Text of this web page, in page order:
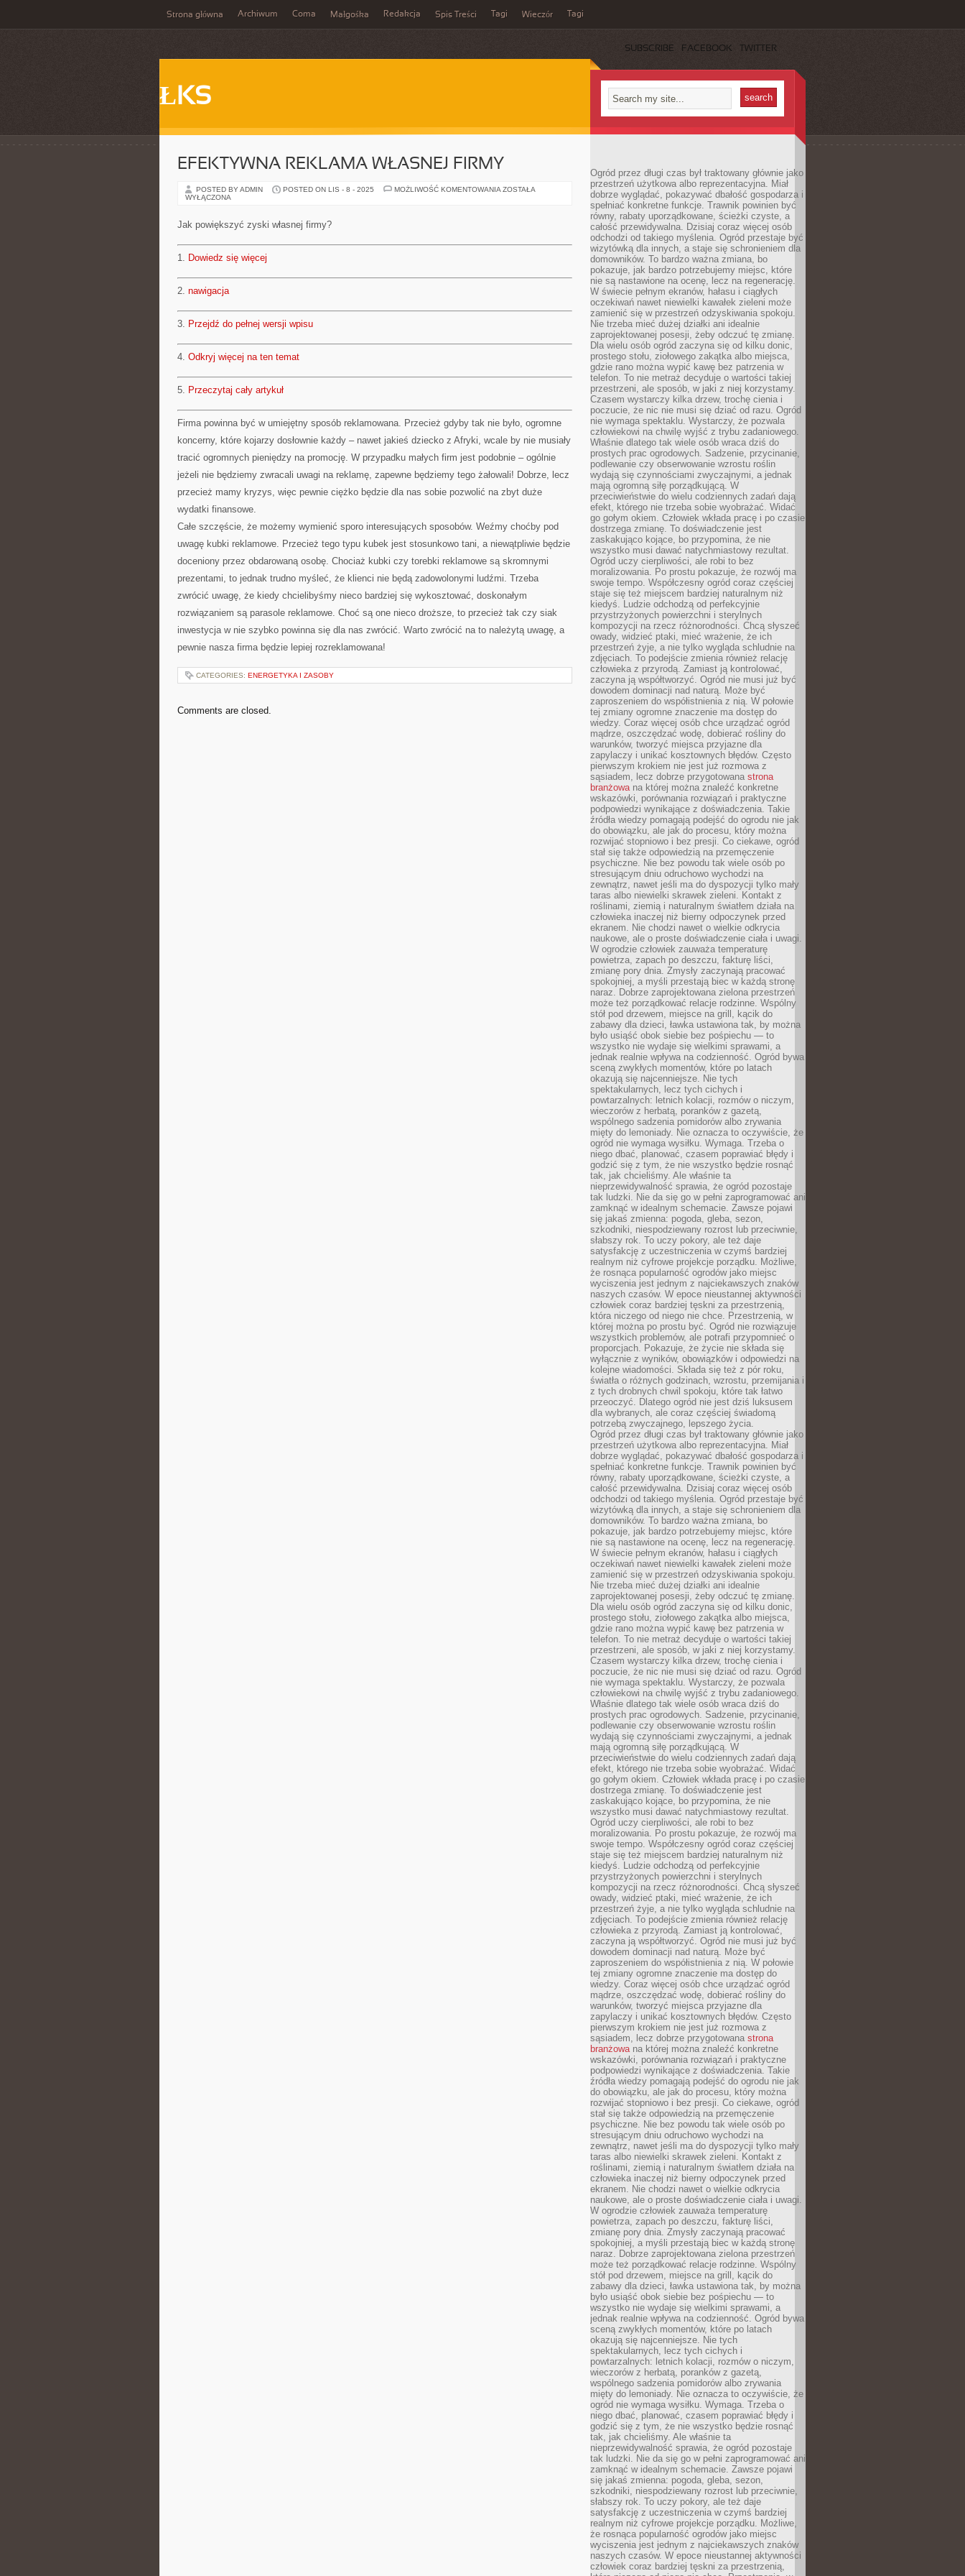
Strona główna Archiwum Coma Małgośka Redakcja Spis Treści Tagi Wieczór Tagi
SUBSCRIBE FACEBOOK TWITTER
ŁKS
EFEKTYWNA REKLAMA WŁASNEJ FIRMY
POSTED BY ADMIN POSTED ON LIS - 8 - 2025 MOŻLIWOŚĆ KOMENTOWANIA EFEKTYWNA
ZOSTAŁA
WYŁĄCZONA
Jak powiększyć zyski własnej firmy?
1. Dowiedz się więcej
2. nawigacja
3. Przejdź do pełnej wersji wpisu
4. Odkryj więcej na ten temat
5. Przeczytaj cały artykuł
Firma powinna być w umiejętny sposób reklamowana. Przecież gdyby tak nie było, ogromne
koncerny, które kojarzy dosłownie każdy – nawet jakieś dziecko z Afryki, wcale by nie musiały
tracić ogromnych pieniędzy na promocję. W przypadku małych firm jest podobnie – ogólnie
jeżeli nie będziemy zwracali uwagi na reklamę, zapewne będziemy tego żałowali! Dobrze, lecz
przecież mamy kryzys, więc pewnie ciężko będzie dla nas sobie pozwolić na zbyt duże
wydatki finansowe.
Całe szczęście, że możemy wymienić sporo interesujących sposobów. Weźmy choćby pod
uwagę kubki reklamowe. Przecież tego typu kubek jest stosunkowo tani, a niewątpliwie będzie
doceniony przez obdarowaną osobę. Chociaż kubki czy torebki reklamowe są skromnymi
prezentami, to jednak trudno myśleć, że klienci nie będą zadowolonymi ludźmi. Trzeba
zwrócić uwagę, że kiedy chcielibyśmy nieco bardziej się wykosztować, doskonałym
rozwiązaniem są parasole reklamowe. Choć są one nieco droższe, to przecież tak czy siak
inwestycja w nie szybko powinna się dla nas zwrócić. Warto zwrócić na to należytą uwagę, a
pewnie nasza firma będzie lepiej rozreklamowana!
CATEGORIES: ENERGETYKA I ZASOBY
Comments are closed.
Ogród przez długi czas był traktowany głównie jako
przestrzeń użytkowa albo reprezentacyjna. Miał
dobrze wyglądać, pokazywać dbałość gospodarza i
spełniać konkretne funkcje. Trawnik powinien być
równy, rabaty uporządkowane, ścieżki czyste, a
całość przewidywalna. Dzisiaj coraz więcej osób
odchodzi od takiego myślenia. Ogród przestaje być
wizytówką dla innych, a staje się schronieniem dla
domowników. To bardzo ważna zmiana, bo
pokazuje, jak bardzo potrzebujemy miejsc, które
nie są nastawione na ocenę, lecz na regenerację.
W świecie pełnym ekranów, hałasu i ciągłych
oczekiwań nawet niewielki kawałek zieleni może
zamienić się w przestrzeń odzyskiwania spokoju.
Nie trzeba mieć dużej działki ani idealnie
zaprojektowanej posesji, żeby odczuć tę zmianę.
Dla wielu osób ogród zaczyna się od kilku donic,
prostego stołu, ziołowego zakątka albo miejsca,
gdzie rano można wypić kawę bez patrzenia w
telefon. To nie metraż decyduje o wartości takiej
przestrzeni, ale sposób, w jaki z niej korzystamy.
Czasem wystarczy kilka drzew, trochę cienia i
poczucie, że nic nie musi się dziać od razu. Ogród
nie wymaga spektaklu. Wystarczy, że pozwala
człowiekowi na chwilę wyjść z trybu zadaniowego.
Właśnie dlatego tak wiele osób wraca dziś do
prostych prac ogrodowych. Sadzenie, przycinanie,
podlewanie czy obserwowanie wzrostu roślin
wydają się czynnościami zwyczajnymi, a jednak
mają ogromną siłę porządkującą. W
przeciwieństwie do wielu codziennych zadań dają
efekt, którego nie trzeba sobie wyobrażać. Widać
go gołym okiem. Człowiek wkłada pracę i po czasie
dostrzega zmianę. To doświadczenie jest
zaskakująco kojące, bo przypomina, że nie
wszystko musi dawać natychmiastowy rezultat.
Ogród uczy cierpliwości, ale robi to bez
moralizowania. Po prostu pokazuje, że rozwój ma
swoje tempo. Współczesny ogród coraz częściej
staje się też miejscem bardziej naturalnym niż
kiedyś. Ludzie odchodzą od perfekcyjnie
przystrzyżonych powierzchni i sterylnych
kompozycji na rzecz różnorodności. Chcą słyszeć
owady, widzieć ptaki, mieć wrażenie, że ich
przestrzeń żyje, a nie tylko wygląda schludnie na
zdjęciach. To podejście zmienia również relację
człowieka z przyrodą. Zamiast ją kontrolować,
zaczyna ją współtworzyć. Ogród nie musi już być
dowodem dominacji nad naturą. Może być
zaproszeniem do współistnienia z nią. W połowie
tej zmiany ogromne znaczenie ma dostęp do
wiedzy. Coraz więcej osób chce urządzać ogród
mądrze, oszczędzać wodę, dobierać rośliny do
warunków, tworzyć miejsca przyjazne dla
zapylaczy i unikać kosztownych błędów. Często
pierwszym krokiem nie jest już rozmowa z
sąsiadem, lecz dobrze przygotowana strona
branżowana której można znaleźć konkretne
wskazówki, porównania rozwiązań i praktyczne
podpowiedzi wynikające z doświadczenia. Takie
źródła wiedzy pomagają podejść do ogrodu nie jak
do obowiązku, ale jak do procesu, który można
rozwijać stopniowo i bez presji. Co ciekawe, ogród
stał się także odpowiedzią na przemęczenie
psychiczne. Nie bez powodu tak wiele osób po
stresującym dniu odruchowo wychodzi na
zewnątrz, nawet jeśli ma do dyspozycji tylko mały
taras albo niewielki skrawek zieleni. Kontakt z
roślinami, ziemią i naturalnym światłem działa na
człowieka inaczej niż bierny odpoczynek przed
ekranem. Nie chodzi nawet o wielkie odkrycia
naukowe, ale o proste doświadczenie ciała i uwagi.
W ogrodzie człowiek zauważa temperaturę
powietrza, zapach po deszczu, fakturę liści,
zmianę pory dnia. Zmysły zaczynają pracować
spokojniej, a myśli przestają biec w każdą stronę
naraz. Dobrze zaprojektowana zielona przestrzeń
może też porządkować relacje rodzinne. Wspólny
stół pod drzewem, miejsce na grill, kącik do
zabawy dla dzieci, ławka ustawiona tak, by można
było usiąść obok siebie bez pośpiechu — to
wszystko nie wydaje się wielkimi sprawami, a
jednak realnie wpływa na codzienność. Ogród bywa
sceną zwykłych momentów, które po latach
okazują się najcenniejsze. Nie tych
spektakularnych, lecz tych cichych i
powtarzalnych: letnich kolacji, rozmów o niczym,
wieczorów z herbatą, poranków z gazetą,
wspólnego sadzenia pomidorów albo zrywania
mięty do lemoniady. Nie oznacza to oczywiście, że
ogród nie wymaga wysiłku. Wymaga. Trzeba o
niego dbać, planować, czasem poprawiać błędy i
godzić się z tym, że nie wszystko będzie rosnąć
tak, jak chcieliśmy. Ale właśnie ta
nieprzewidywalność sprawia, że ogród pozostaje
tak ludzki. Nie da się go w pełni zaprogramować ani
zamknąć w idealnym schemacie. Zawsze pojawi
się jakaś zmienna: pogoda, gleba, sezon,
szkodniki, niespodziewany rozrost lub przeciwnie,
słabszy rok. To uczy pokory, ale też daje
satysfakcję z uczestniczenia w czymś bardziej
realnym niż cyfrowe projekcje porządku. Możliwe,
że rosnąca popularność ogrodów jako miejsc
wyciszenia jest jednym z najciekawszych znaków
naszych czasów. W epoce nieustannej aktywności
człowiek coraz bardziej tęskni za przestrzenią,
która niczego od niego nie chce. Przestrzenią, w
której można po prostu być. Ogród nie rozwiązuje
wszystkich problemów, ale potrafi przypomnieć o
proporcjach. Pokazuje, że życie nie składa się
wyłącznie z wyników, obowiązków i odpowiedzi na
kolejne wiadomości. Składa się też z pór roku,
światła o różnych godzinach, wzrostu, przemijania i
z tych drobnych chwil spokoju, które tak łatwo
przeoczyć. Dlatego ogród nie jest dziś luksusem
dla wybranych, ale coraz częściej świadomą
potrzebą zwyczajnego, lepszego życia.
Ogród przez długi czas był traktowany głównie jako
przestrzeń użytkowa albo reprezentacyjna. Miał
dobrze wyglądać, pokazywać dbałość gospodarza i
spełniać konkretne funkcje. Trawnik powinien być
równy, rabaty uporządkowane, ścieżki czyste, a
całość przewidywalna. Dzisiaj coraz więcej osób
odchodzi od takiego myślenia. Ogród przestaje być
wizytówką dla innych, a staje się schronieniem dla
domowników. To bardzo ważna zmiana, bo
pokazuje, jak bardzo potrzebujemy miejsc, które
nie są nastawione na ocenę, lecz na regenerację.
W świecie pełnym ekranów, hałasu i ciągłych
oczekiwań nawet niewielki kawałek zieleni może
zamienić się w przestrzeń odzyskiwania spokoju.
Nie trzeba mieć dużej działki ani idealnie
zaprojektowanej posesji, żeby odczuć tę zmianę.
Dla wielu osób ogród zaczyna się od kilku donic,
prostego stołu, ziołowego zakątka albo miejsca,
gdzie rano można wypić kawę bez patrzenia w
telefon. To nie metraż decyduje o wartości takiej
przestrzeni, ale sposób, w jaki z niej korzystamy.
Czasem wystarczy kilka drzew, trochę cienia i
poczucie, że nic nie musi się dziać od razu. Ogród
nie wymaga spektaklu. Wystarczy, że pozwala
człowiekowi na chwilę wyjść z trybu zadaniowego.
Właśnie dlatego tak wiele osób wraca dziś do
prostych prac ogrodowych. Sadzenie, przycinanie,
podlewanie czy obserwowanie wzrostu roślin
wydają się czynnościami zwyczajnymi, a jednak
mają ogromną siłę porządkującą. W
przeciwieństwie do wielu codziennych zadań dają
efekt, którego nie trzeba sobie wyobrażać. Widać
go gołym okiem. Człowiek wkłada pracę i po czasie
dostrzega zmianę. To doświadczenie jest
zaskakująco kojące, bo przypomina, że nie
wszystko musi dawać natychmiastowy rezultat.
Ogród uczy cierpliwości, ale robi to bez
moralizowania. Po prostu pokazuje, że rozwój ma
swoje tempo. Współczesny ogród coraz częściej
staje się też miejscem bardziej naturalnym niż
kiedyś. Ludzie odchodzą od perfekcyjnie
przystrzyżonych powierzchni i sterylnych
kompozycji na rzecz różnorodności. Chcą słyszeć
owady, widzieć ptaki, mieć wrażenie, że ich
przestrzeń żyje, a nie tylko wygląda schludnie na
zdjęciach. To podejście zmienia również relację
człowieka z przyrodą. Zamiast ją kontrolować,
zaczyna ją współtworzyć. Ogród nie musi już być
dowodem dominacji nad naturą. Może być
zaproszeniem do współistnienia z nią. W połowie
tej zmiany ogromne znaczenie ma dostęp do
wiedzy. Coraz więcej osób chce urządzać ogród
mądrze, oszczędzać wodę, dobierać rośliny do
warunków, tworzyć miejsca przyjazne dla
zapylaczy i unikać kosztownych błędów. Często
pierwszym krokiem nie jest już rozmowa z
sąsiadem, lecz dobrze przygotowana strona
branżowana której można znaleźć konkretne
wskazówki, porównania rozwiązań i praktyczne
podpowiedzi wynikające z doświadczenia. Takie
źródła wiedzy pomagają podejść do ogrodu nie jak
do obowiązku, ale jak do procesu, który można
rozwijać stopniowo i bez presji. Co ciekawe, ogród
stał się także odpowiedzią na przemęczenie
psychiczne. Nie bez powodu tak wiele osób po
stresującym dniu odruchowo wychodzi na
zewnątrz, nawet jeśli ma do dyspozycji tylko mały
taras albo niewielki skrawek zieleni. Kontakt z
roślinami, ziemią i naturalnym światłem działa na
człowieka inaczej niż bierny odpoczynek przed
ekranem. Nie chodzi nawet o wielkie odkrycia
naukowe, ale o proste doświadczenie ciała i uwagi.
W ogrodzie człowiek zauważa temperaturę
powietrza, zapach po deszczu, fakturę liści,
zmianę pory dnia. Zmysły zaczynają pracować
spokojniej, a myśli przestają biec w każdą stronę
naraz. Dobrze zaprojektowana zielona przestrzeń
może też porządkować relacje rodzinne. Wspólny
stół pod drzewem, miejsce na grill, kącik do
zabawy dla dzieci, ławka ustawiona tak, by można
było usiąść obok siebie bez pośpiechu — to
wszystko nie wydaje się wielkimi sprawami, a
jednak realnie wpływa na codzienność. Ogród bywa
sceną zwykłych momentów, które po latach
okazują się najcenniejsze. Nie tych
spektakularnych, lecz tych cichych i
powtarzalnych: letnich kolacji, rozmów o niczym,
wieczorów z herbatą, poranków z gazetą,
wspólnego sadzenia pomidorów albo zrywania
mięty do lemoniady. Nie oznacza to oczywiście, że
ogród nie wymaga wysiłku. Wymaga. Trzeba o
niego dbać, planować, czasem poprawiać błędy i
godzić się z tym, że nie wszystko będzie rosnąć
tak, jak chcieliśmy. Ale właśnie ta
nieprzewidywalność sprawia, że ogród pozostaje
tak ludzki. Nie da się go w pełni zaprogramować ani
zamknąć w idealnym schemacie. Zawsze pojawi
się jakaś zmienna: pogoda, gleba, sezon,
szkodniki, niespodziewany rozrost lub przeciwnie,
słabszy rok. To uczy pokory, ale też daje
satysfakcję z uczestniczenia w czymś bardziej
realnym niż cyfrowe projekcje porządku. Możliwe,
że rosnąca popularność ogrodów jako miejsc
wyciszenia jest jednym z najciekawszych znaków
naszych czasów. W epoce nieustannej aktywności
człowiek coraz bardziej tęskni za przestrzenią,